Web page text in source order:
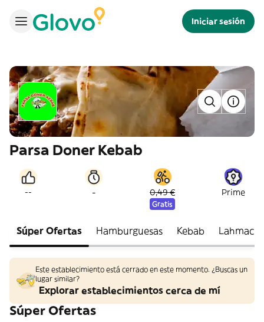
Iniciar sesión
Parsa Doner Kebab
-- - 0,49 €
Gratis
Prime
Súper Ofertas Hamburguesas Kebab
Este establecimiento está cerrado en este momento. ¿Buscas un
lugar similar?
Explorar establecimientos cerca de mí
Súper Ofertas